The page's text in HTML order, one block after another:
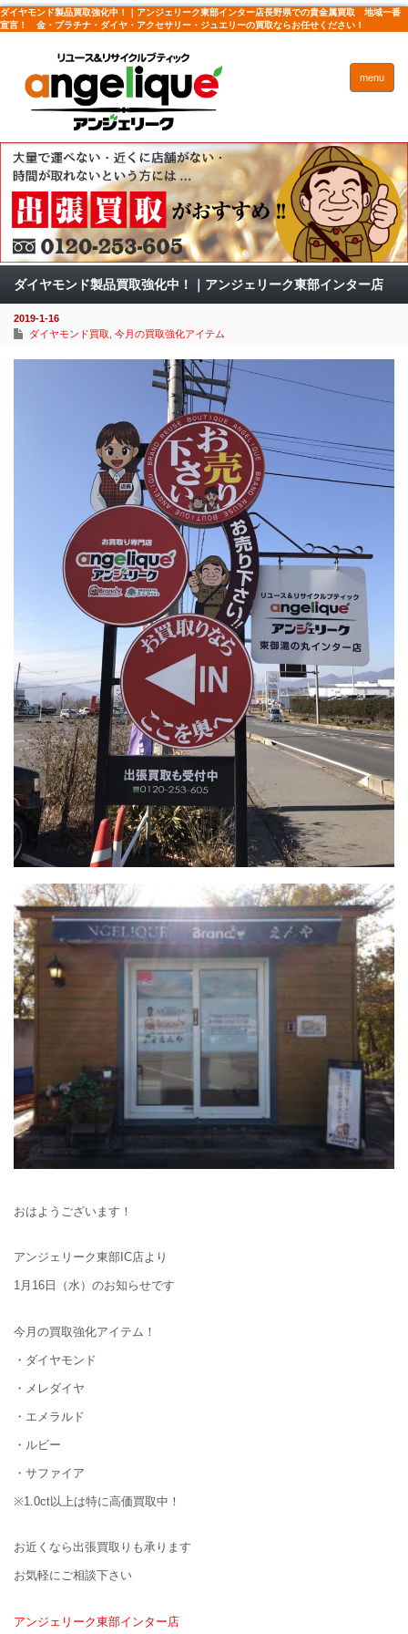
ダイヤモンド製品買取強化中！｜アンジェリーク東部インター店長野県での貴金属買取 地域一番
宣言！ 金・プラチナ・ダイヤ・アクセサリー・ジュエリーの買取ならお任せください！
menu
ダイヤモンド製品買取強化中！｜アンジェリーク東部インター店
2019-1-16
ダイヤモンド買取 今月の買取強化アイテム
おはようございます！
アンジェリーク東部IC店より
1月16日（水）のお知らせです
今月の買取強化アイテム！
・ダイヤモンド
・メレダイヤ
・エメラルド
・ルビー
・サファイア
※1.0ct以上は特に高価買取中！
お近くなら出張買取りも承ります
お気軽にご相談下さい
アンジェリーク東部インター店